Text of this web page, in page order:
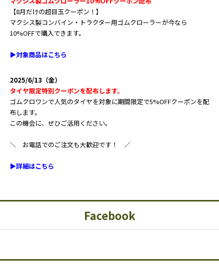
【8月だけの超目玉クーポン！】
マクシス製コンバイン・トラクター用ゴムクローラーが今なら
10%OFFで購入できます。
▶︎対象商品はこちら
2025/6/13（金）
タイヤ限定特別クーポンを配布します。
ゴムクロワンで人気のタイヤを対象に期間限定で5%OFFクーポンを配
布します。
この機会に、ぜひご活用ください。
＼ お電話でのご注文も大歓迎です！ ／
▶︎詳細はこちら
農業機械用ゴムクローラーの価格を見直しました
コンバイン用ゴムクローラー、トラクター用ゴムクローラーの価格を
Facebook